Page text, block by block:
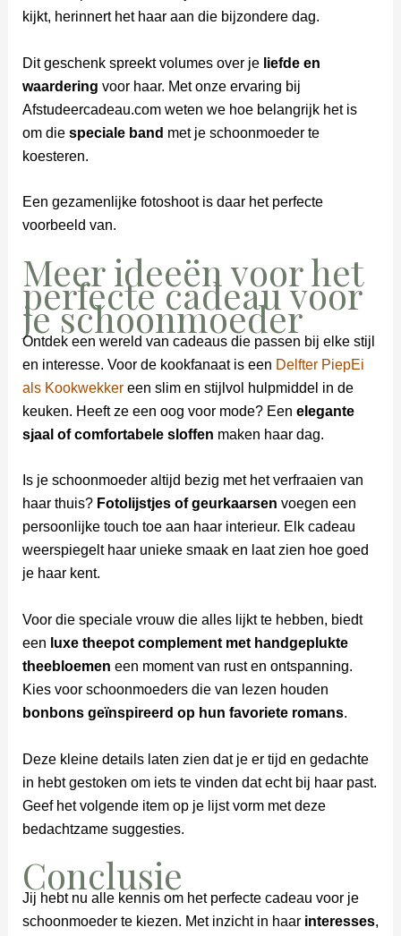
kijkt, herinnert het haar aan die bijzondere dag.
Dit geschenk spreekt volumes over je liefde en
waardering voor haar. Met onze ervaring bij
Afstudeercadeau.com weten we hoe belangrijk het is
om die speciale band met je schoonmoeder te
koesteren.
Een gezamenlijke fotoshoot is daar het perfecte
voorbeeld van.
Meer ideeën voor het
perfecte cadeau voor
je schoonmoeder
Ontdek een wereld van cadeaus die passen bij elke stijl
en interesse. Voor de kookfanaat is een Delfter PiepEi
als Kookwekkereen slim en stijlvol hulpmiddel in de
keuken. Heeft ze een oog voor mode? Een elegante
sjaal of comfortabele sloffen maken haar dag.
Is je schoonmoeder altijd bezig met het verfraaien van
haar thuis? Fotolijstjes of geurkaarsen voegen een
persoonlijke touch toe aan haar interieur. Elk cadeau
weerspiegelt haar unieke smaak en laat zien hoe goed
je haar kent.
Voor die speciale vrouw die alles lijkt te hebben, biedt
een luxe theepot complement met handgeplukte
theebloemen een moment van rust en ontspanning.
Kies voor schoonmoeders die van lezen houden
bonbons geïnspireerd op hun favoriete romans.
Deze kleine details laten zien dat je er tijd en gedachte
in hebt gestoken om iets te vinden dat echt bij haar past.
Geef het volgende item op je lijst vorm met deze
bedachtzame suggesties.
Conclusie
Jij hebt nu alle kennis om het perfecte cadeau voor je
schoonmoeder te kiezen. Met inzicht in haar interesses,